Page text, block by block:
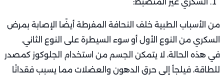
مرض السيلياك (حساسية الغلوتين): حيث يتفاعل الجسم سلبًا
مع بروتين الغلوتين الموجود في القمح والشعير.
التهاب الأمعاء المزمن مثل مرض كرون والتهاب القولون
التقرحي.
التهابات البنكرياس المزمنة التي تؤثر على إفراز الإنزيمات